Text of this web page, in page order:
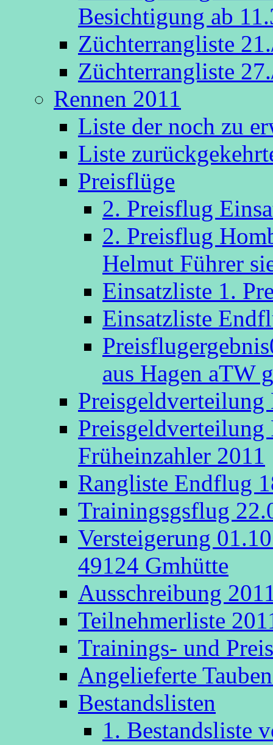
Besichtigung ab
Züchterrangliste
Züchterrangliste
Rennen 2011
Liste der noch zu
Liste
Preisflüge
2. Preisflug
2. Preisflug
Helmut Führer
Einsatzliste 1.
Einsatzliste
aus Hagen aTW
Preisgeldverteilung
Früheinzahler 2011
Rangliste Endflug
Trainingsgsflug
Versteigerung
49124 Gmhütte
Ausschreibung
Teilnehmerliste
Trainings- und
Angelieferte
Bestandslisten
1. Bestandsliste